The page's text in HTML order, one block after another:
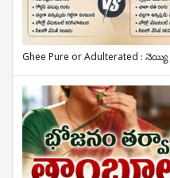
Ghee Pure or Adulterated :